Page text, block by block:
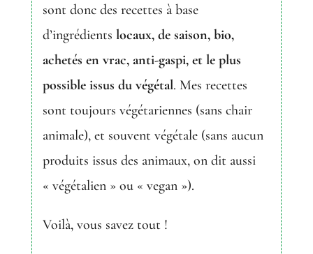
sont donc des recettes à base
d’ingrédients locaux, de saison, bio,
achetés en vrac, anti-gaspi, et le plus
possible issus du végétal. Mes recettes
sont toujours végétariennes (sans chair
animale), et souvent végétale (sans aucun
produits issus des animaux, on dit aussi
« végétalien » ou « vegan »).
Voilà, vous savez tout !